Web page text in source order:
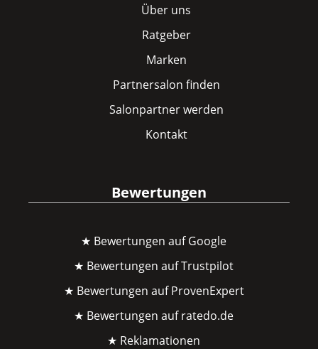
Über uns
Ratgeber
Marken
Partnersalon finden
Salonpartner werden
Kontakt
Bewertungen
★ Bewertungen auf Google
★ Bewertungen auf Trustpilot
★ Bewertungen auf ProvenExpert
★ Bewertungen auf ratedo.de
★ Reklamationen